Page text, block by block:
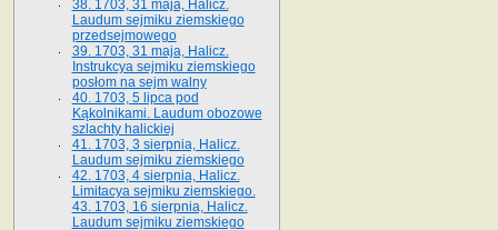
38. 1703, 31 maja, Halicz.
Laudum sejmiku ziemskiego
przedsejmowego
39. 1703, 31 maja, Halicz.
Instrukcya sejmiku ziemskiego
posłom na sejm walny
40. 1703, 5 lipca pod
Kąkolnikami. Laudum obozowe
szlachty halickiej
41­. 1703, 3 sierpnia, Halicz.
Laudum sejmiku ziemskiego
42. 1703, 4 sierpnia, Halicz.
Limitacya sejmiku ziemskiego.
43. 1703, 16 sierpnia, Halicz.
Laudum sejmiku ziemskiego